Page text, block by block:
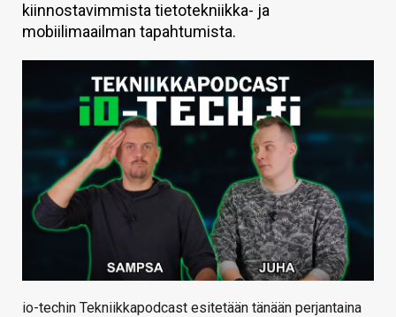
HINTA.FI
VAIHDA TEEMA
HAKU
kiinnostavimmista tietotekniikka- ja
mobiilimaailman tapahtumista.
io-techin Tekniikkapodcast esitetään tänään perjantaina